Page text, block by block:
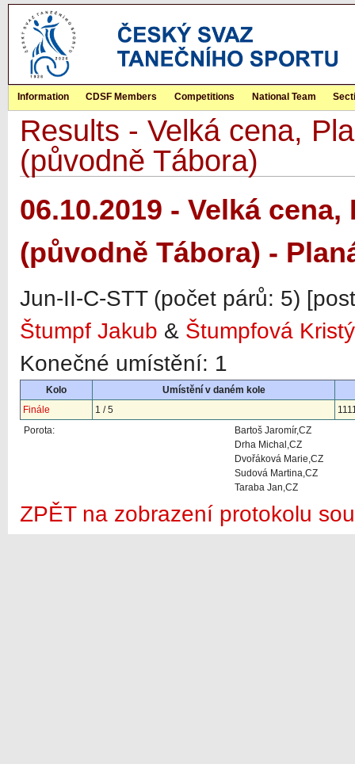
Information CDSF Members Competitions National Team
Results - Velká cena,
(původně Tábora)
06.10.2019 - Velká
(původně Tábora) -
Jun-II-C-STT (počet párů: 5)
Štumpf Jakub & Štumpfová
Konečné umístění: 1
Kolo
Umístění v daném kole
Finále
1 / 5
Porota:
Bartoš Jaromír,CZ
Drha Michal,CZ
Dvořáková Marie,CZ
Sudová Martina,CZ
Taraba Jan,CZ
ZPĚT na zobrazení protokolu